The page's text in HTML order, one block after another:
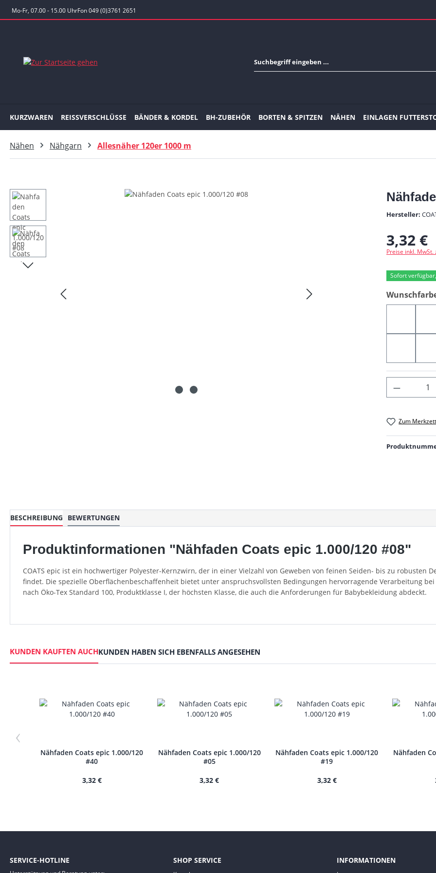
Hauptinhalt springen
Zur Suche springen
Zur Hauptnavigation springen
Mo-Fr, 07.00 - 15.00 UhrFon 049 (0)3761 2651
KURZWAREN REISSVERSCHLÜSSE BÄNDER & KORDEL BH-ZUBEHÖR BORTEN & SPITZEN NÄHEN EINLAGEN
Nähen Nähgarn Allesnäher 120er 1000 m
Bildergalerie überspringen
Hersteller:
Regulärer Preis:
3,32 €
Preise inkl.
Sofort
Zum
BESCHREIBUNG BEWERTUNGEN
Produktinformationen "Nähfaden Coats epic 1.000/120 #08"
COATS epic ist ein hochwertiger Polyester-Kernzwirn, der in einer Vielzahl von Geweben von feinen Seiden- bis zu robusten
findet. Die spezielle Oberflächenbeschaffenheit bietet unter anspruchsvollsten Bedingungen hervorragende Verarbeitung
nach Öko-Tex Standard 100, Produktklasse I, der höchsten Klasse, die auch die Anforderungen für Babybekleidung abdeckt.
KUNDEN KAUFTEN AUCHKUNDEN HABEN SICH EBENFALLS ANGESEHEN
‹
Nähfaden Coats epic 1.000/120
#40
3,32 €
Nähfaden Coats epic 1.000/120
#05
3,32 €
Nähfaden Coats epic 1.000/120
#19
3,32 €
Nähfaden
SERVICE-HOTLINE SHOP SERVICE INFORMATIONEN